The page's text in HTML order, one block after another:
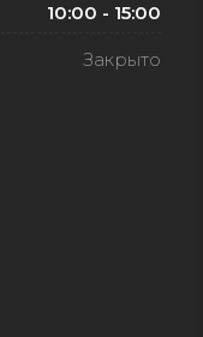
10:00 - 15:00
Закрыто